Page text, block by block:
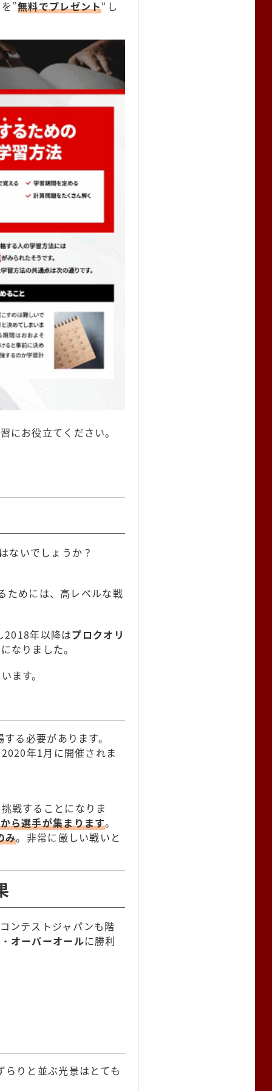
を”無料でプレゼント“し
にお役立てください。
ないでしょうか？
ためには、高レベルな戦
2018年以降はプロクオリ
なりました。
ます。
する必要があります。
年1月に開催されま
戦することになりま
ら選手が集まります。
み。非常に厳しい戦いと
ンテストジャパンも階
オーバーオールに勝利
りと並ぶ光景はとても